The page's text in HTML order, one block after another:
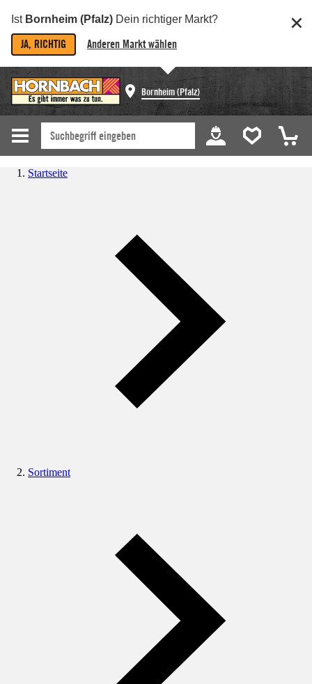
Ist Bornheim (Pfalz) Dein richtiger Markt?
JA, RICHTIG Anderen Markt wählen
Bornheim (Pfalz)
Startseite
Sortiment